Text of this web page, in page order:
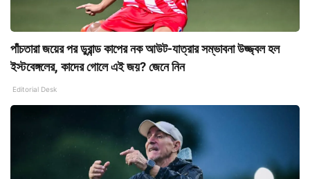
পাঁচতারা জয়ের পর ডুরান্ড কাপের নক আউট-যাত্রার সম্ভাবনা উজ্জ্বল হল
ইস্টবেঙ্গলের, কাদের গোলে এই জয়? জেনে নিন
Editorial Desk